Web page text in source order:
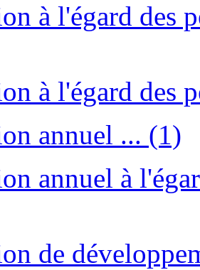
à l'égard des
à l'égard des
annuel ... (1)
annuel à
de